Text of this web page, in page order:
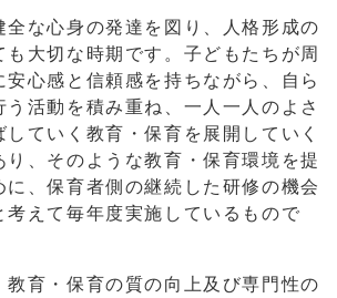
全な心身の発達を図り、人格形成の
も大切な時期です。子どもたちが周
安心感と信頼感を持ちながら、自ら
う活動を積み重ね、一人一人のよさ
していく教育・保育を展開していく
り、そのような教育・保育環境を提
に、保育者側の継続した研修の機会
考えて毎年度実施しているもので
教育・保育の質の向上及び専門性の